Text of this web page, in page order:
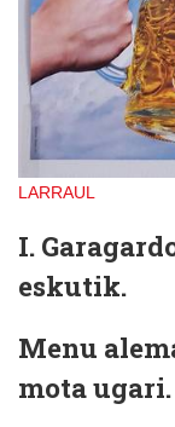
LARRAUL
I.
eskutik.
Menu
mota ugari.